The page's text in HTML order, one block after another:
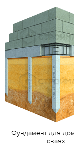
Фундамент для
сваях